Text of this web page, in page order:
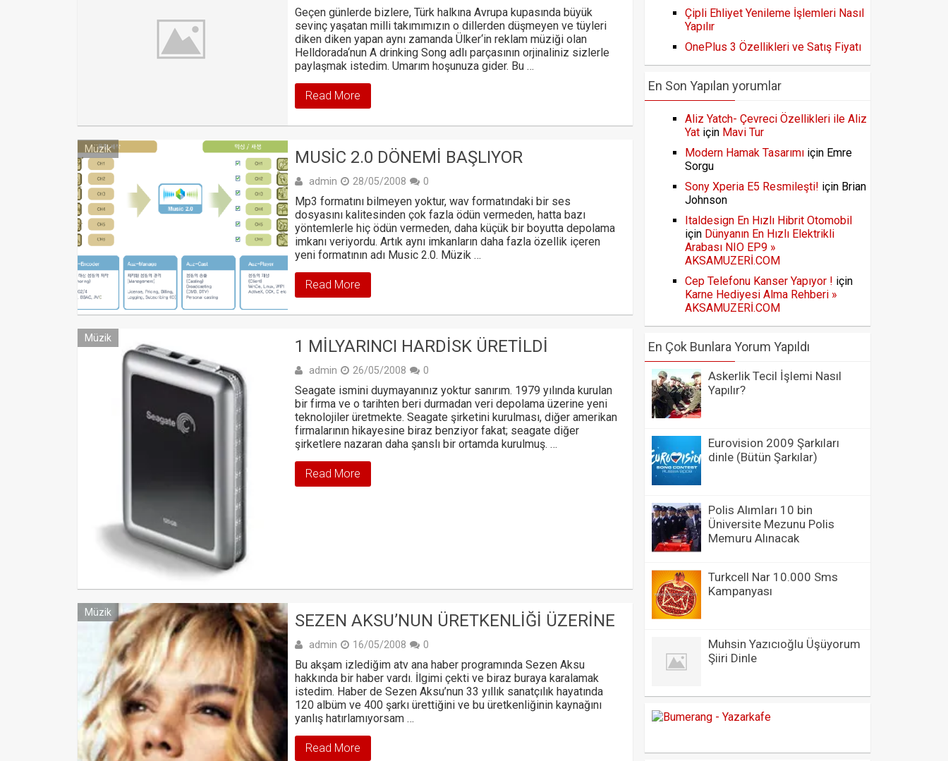
Geçen günlerde bizlere, Türk halkına Avrupa kupasında büyük
sevinç yaşatan milli takımımızın o dillerden düşmeyen ve tüyleri
diken diken yapan aynı zamanda Ülker‘in reklam müziği olan
Helldorada‘nun A drinking Song adlı parçasının orjinaliniz sizlerle
paylaşmak istedim. Umarım hoşunuza gider. Bu …
Read More
Müzik MUSIC 2.0 DÖNEMI BAŞLIYOR
admin 28/05/2008 0
Mp3 formatını bilmeyen yoktur, wav formatındaki bir ses
dosyasını kalitesinden çok fazla ödün vermeden, hatta bazı
yöntemlerle hiç ödün vermeden, daha küçük bir boyutta depolama
imkanı veriyordu. Artık aynı imkanların daha fazla özellik içeren
yeni formatının adı Music 2.0. Müzik …
Read More
Müzik 1 MILYARINCI HARDISK ÜRETILDI
admin 26/05/2008 0
Seagate ismini duymayanınız yoktur sanırım. 1979 yılında kurulan
bir firma ve o tarihten beri durmadan veri depolama üzerine yeni
teknolojiler üretmekte. Seagate şirketini kurulması, diğer amerikan
firmalarının hikayesine biraz benziyor fakat; seagate diğer
şirketlere nazaran daha şanslı bir ortamda kurulmuş. …
Read More
Müzik SEZEN AKSU’NUN ÜRETKENLIĞI ÜZERINE
admin 16/05/2008 0
Bu akşam izlediğim atv ana haber programında Sezen Aksu
hakkında bir haber vardı. İlgimi çekti ve biraz buraya karalamak
istedim. Haber de Sezen Aksu’nun 33 yıllık sanatçılık hayatında
120 albüm ve 400 şarkı ürettiğini ve bu üretkenliğinin kaynağını
yanlış hatırlamıyorsam …
Read More
Çipli Ehliyet Yenileme İşlemleri Nasıl
Yapılır
OnePlus 3 Özellikleri ve Satış Fiyatı
En Son Yapılan yorumlar
Aliz Yatch- Çevreci Özellikleri ile Aliz
Yat için Mavi Tur
Modern Hamak Tasarımı için Emre
Sorgu
Sony Xperia E5 Resmileşti! için Brian
Johnson
Italdesign En Hızlı Hibrit Otomobil
için Dünyanın En Hızlı Elektrikli
Arabası NIO EP9 »
AKSAMUZERİ.COM
Cep Telefonu Kanser Yapıyor ! için
Karne Hediyesi Alma Rehberi »
AKSAMUZERİ.COM
En Çok Bunlara Yorum Yapıldı
Askerlik Tecil İşlemi Nasıl
Yapılır?
Eurovision 2009 Şarkıları
dinle (Bütün Şarkılar)
Polis Alımları 10 bin
Üniversite Mezunu Polis
Memuru Alınacak
Turkcell Nar 10.000 Sms
Kampanyası
Muhsin Yazıcıoğlu Üşüyorum
Şiiri Dinle